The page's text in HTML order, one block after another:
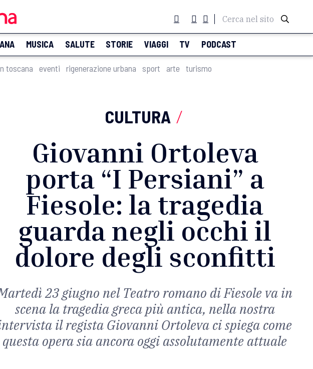
Cerca nel sito
MUSICA SALUTE STORIE VIAGGI TV PODCAST
toscana eventi rigenerazione urbana sport arte turismo
CULTURA /
Giovanni Ortoleva
porta “I Persiani” a
Fiesole: la tragedia
guarda negli occhi il
dolore degli sconfitti
23 giugno nel Teatro romano di Fiesole va in
scena la tragedia greca più antica, nella nostra
il regista Giovanni Ortoleva ci spiega come
questa opera sia ancora oggi assolutamente attuale